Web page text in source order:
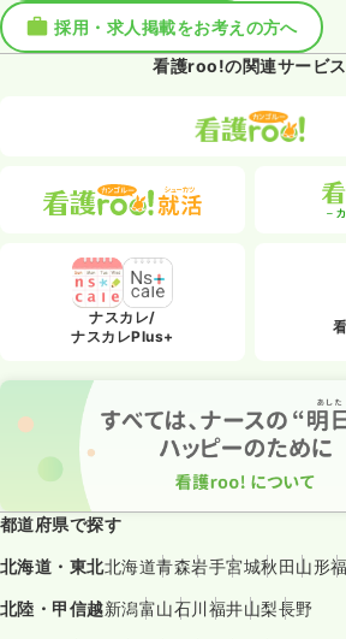
採用・求人掲載をお考えの方へ
看護roo!の関連サービス
ナスカレ/
ナスカレPlus+
都道府県で探す
北海道・東北北海道青森岩手宮城秋田山形
北陸・甲信越新潟富山石川福井山梨長野